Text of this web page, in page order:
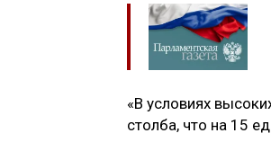
«В условиях
столба, что на 15